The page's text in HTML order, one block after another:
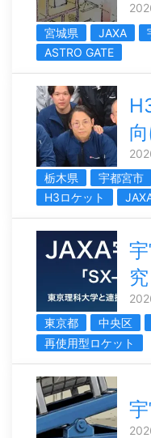
宮城県
JAXA
ASTRO GATE
栃木県
宇都宮市
H3ロケット
究
東京都
中央区
再使用型ロケット